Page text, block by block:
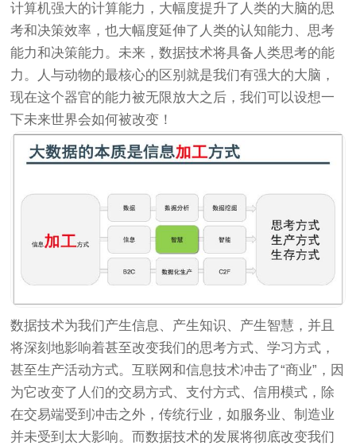
计算机强大的计算能力，大幅度提升了人类的大脑的思
考和决策效率，也大幅度延伸了人类的认知能力、思考
能力和决策能力。未来，数据技术将具备人类思考的能
力。人与动物的最核心的区别就是我们有强大的大脑，
现在这个器官的能力被无限放大之后，我们可以设想一
下未来世界会如何被改变！
数据技术为我们产生信息、产生知识、产生智慧，并且
将深刻地影响着甚至改变我们的思考方式、学习方式，
甚至生产活动方式。互联网和信息技术冲击了“商业”，因
为它改变了人们的交易方式、支付方式、信用模式，除
在交易端受到冲击之外，传统行业，如服务业、制造业
并未受到太大影响。而数据技术的发展将彻底改变我们